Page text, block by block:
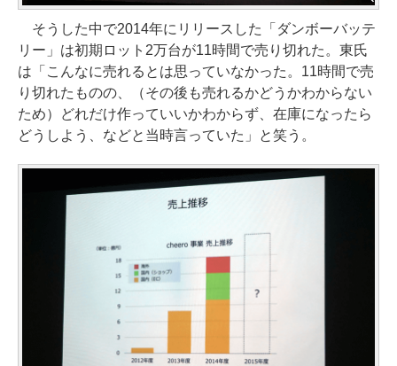
そうした中で2014年にリリースした「ダンボーバッテ
リー」は初期ロット2万台が11時間で売り切れた。東氏
は「こんなに売れるとは思っていなかった。11時間で売
り切れたものの、（その後も売れるかどうかわからない
ため）どれだけ作っていいかわからず、在庫になったら
どうしよう、などと当時言っていた」と笑う。